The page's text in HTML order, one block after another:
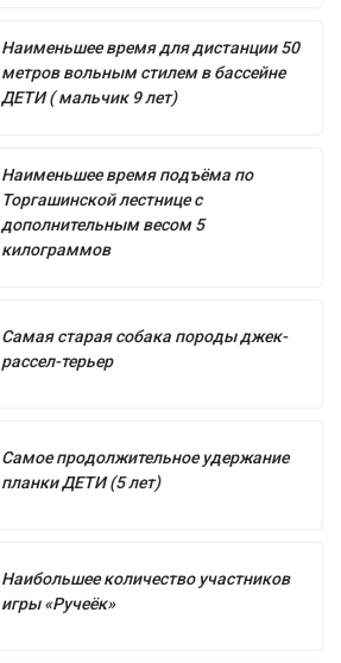
Наименьшее время для дистанции 50
метров вольным стилем в бассейне
ДЕТИ ( мальчик 9 лет)
Наименьшее время подъёма по
Торгашинской лестнице с
дополнительным весом 5
килограммов
Самая старая собака породы джек-
рассел-терьер
Самое продолжительное удержание
планки ДЕТИ (5 лет)
Наибольшее количество участников
игры «Ручеёк»